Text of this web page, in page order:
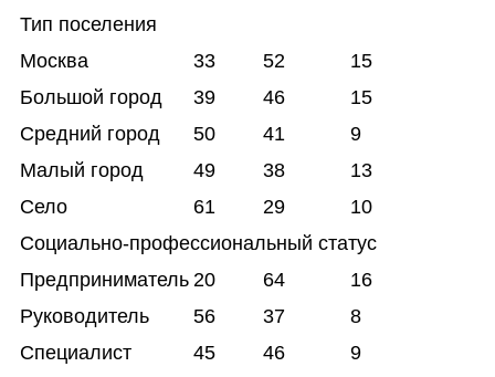
Тип поселения
Москва
33 52
15
Большой город
39 46
15
Средний город
50 41
9
Малый город
49 38
13
Село
61 29
10
Социально-профессиональный статус
Предприниматель 20 64
16
Руководитель
56 37
8
Специалист
45 46
9